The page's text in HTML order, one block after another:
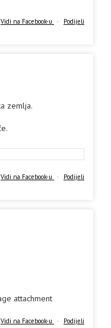
Vidi na Facebook-u · Podijeli
zemlja.
Vidi na Facebook-u · Podijeli
Vidi na Facebook-u · Podijeli